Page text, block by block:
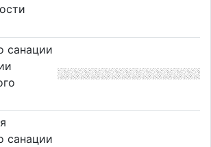
санации
санации